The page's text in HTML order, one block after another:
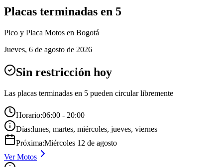
Placas terminadas en 5
Pico y Placa Motos en Bogotá
Jueves, 6 de agosto de 2026
Sin restricción hoy
Las placas terminadas en 5 pueden circular libremente
Horario:06:00 - 20:00
Días:lunes, martes, miércoles, jueves, viernes
Próxima:Miércoles 12 de agosto
VerMotos